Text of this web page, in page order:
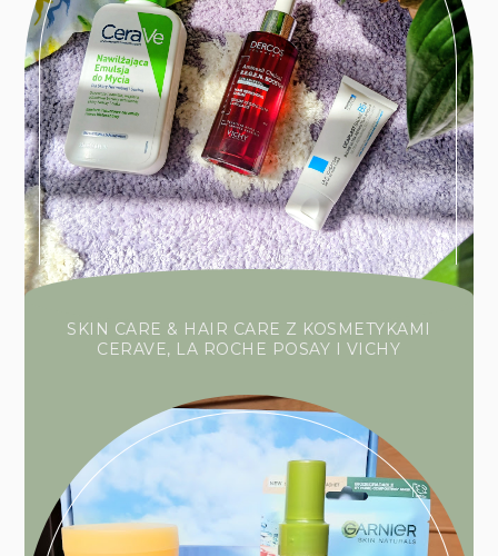
SKIN CARE & HAIR CARE Z KOSMETYKAMI
CERAVE, LA ROCHE POSAY I VICHY